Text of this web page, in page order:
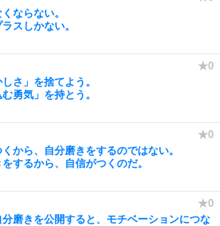
ならない。
スしかない。
しさ」を捨てよう。
む勇気」を持とう。
から、自分磨きをするのではない。
するから、自信がつくのだ。
分磨きを公開すると、モチベーションにつな